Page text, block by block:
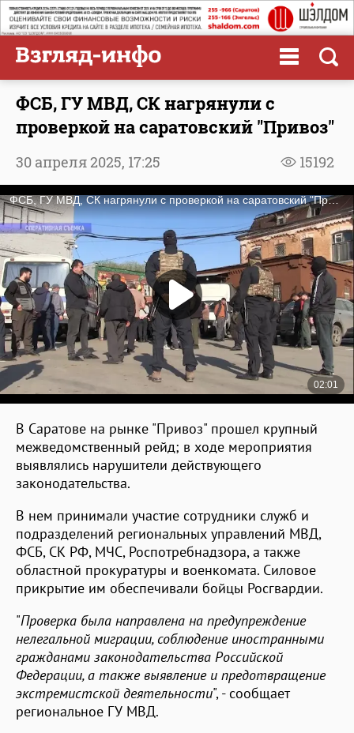
ФСБ, ГУ МВД, СК нагрянули с
проверкой на саратовский "Привоз"
15192
30 апреля 2025, 17:25
В Саратове на рынке "Привоз" прошел крупный
межведомственный рейд; в ходе мероприятия
выявлялись нарушители действующего
законодательства.
В нем принимали участие сотрудники служб и
подразделений региональных управлений МВД,
ФСБ, СК РФ, МЧС, Роспотребнадзора, а также
областной прокуратуры и военкомата. Силовое
прикрытие им обеспечивали бойцы Росгвардии.
"Проверка была направлена на предупреждение
нелегальной миграции, соблюдение иностранными
гражданами законодательства Российской
Федерации, а также выявление и предотвращение
экстремистской деятельности", - сообщает
региональное ГУ МВД.